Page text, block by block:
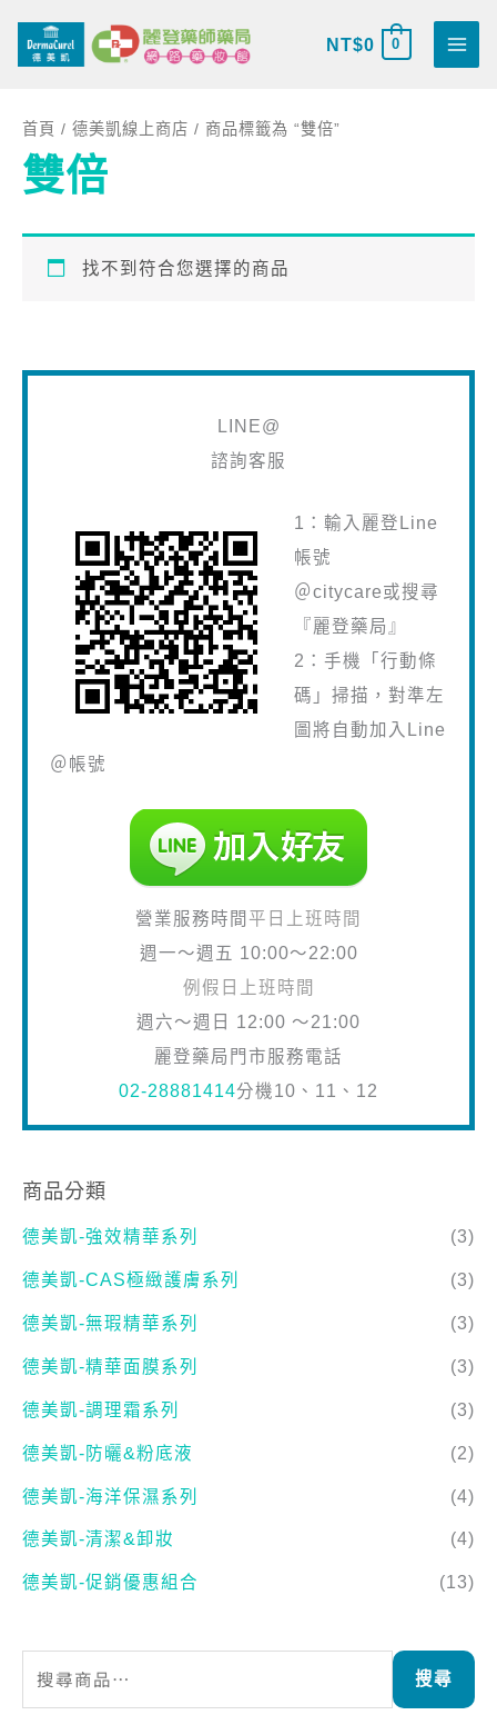
NT$0 0
首頁 / 德美凱線上商店 / 商品標籤為 “雙倍”
雙倍
找不到符合您選擇的商品
LINE@
諮詢客服
1：輸入麗登Line
帳號
＠citycare或搜尋
『麗登藥局』
2：手機「行動條
碼」掃描，對準左
圖將自動加入Line
＠帳號
營業服務時間 平日上班時間
週一～週五 10:00～22:00
例假日上班時間
週六～週日 12:00 ～21:00
麗登藥局門市服務電話
02-28881414分機10、11、12
商品分類
德美凱-強效精華系列 (3)
德美凱-CAS極緻護膚系列 (3)
德美凱-無瑕精華系列 (3)
德美凱-精華面膜系列 (3)
德美凱-調理霜系列 (3)
德美凱-防曬&粉底液 (2)
德美凱-海洋保濕系列 (4)
德美凱-清潔&卸妝 (4)
德美凱-促銷優惠組合 (13)
尋
鍵
字
:
搜尋